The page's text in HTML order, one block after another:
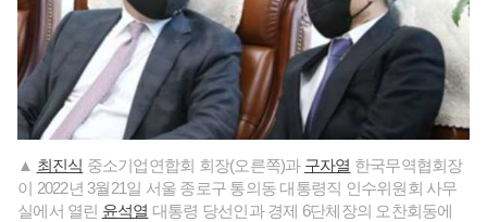
▲ 최진식 중소기업연합회 회장(오른쪽)과 구자열 한국무역협회장
이 2022년 3월21일 서울 종로구 통의동 대통령직 인수위원회 사무
실에서 열린 윤석열 대통령 당선인과 경제 6단체장의 오찬회동에